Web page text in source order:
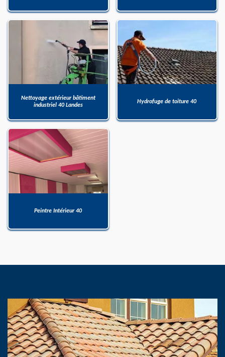
Nettoyage extérieur bâtiment
industriel 40 Landes
Hydrofuge de toiture 40
Peintre Intérieur 40